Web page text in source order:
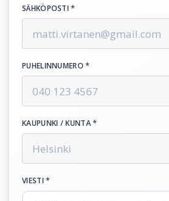
SÄHKÖPOSTI *
PUHELINNUMERO *
KAUPUNKI / KUNTA *
VIESTI *